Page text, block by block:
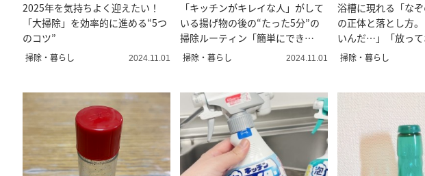
2025年を気持ちよく迎えたい！
「大掃除」を効率的に進める“5つ
のコツ”
掃除・暮らし 2024.11.01
「キッチンがキレイな人」がして
いる揚げ物の後の“たった5分”の
掃除ルーティン「簡単にでき
る！」
掃除・暮らし 2024.11.01
浴槽に現れる「なぞ
の正体と落とし方
いんだ…」「放っ
NG！」
掃除・暮らし